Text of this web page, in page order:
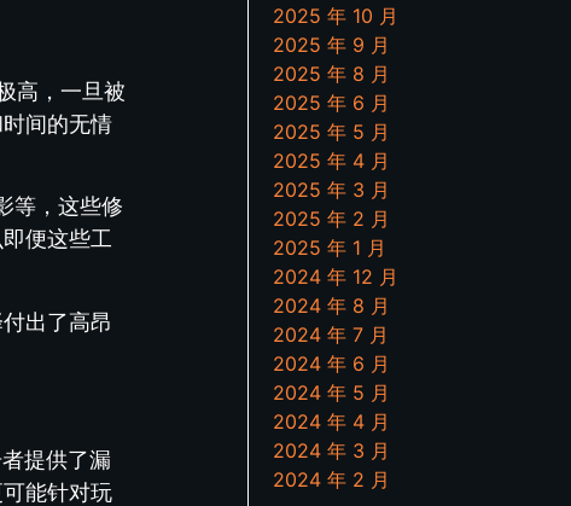
高，一旦被
间的无情
等，这些修
便这些工
出了高昂
提供了漏
能针对玩
2025 年 10 月
2025 年 9 月
2025 年 8 月
2025 年 6 月
2025 年 5 月
2025 年 4 月
2025 年 3 月
2025 年 2 月
2025 年 1 月
2024 年 12 月
2024 年 8 月
2024 年 7 月
2024 年 6 月
2024 年 5 月
2024 年 4 月
2024 年 3 月
2024 年 2 月